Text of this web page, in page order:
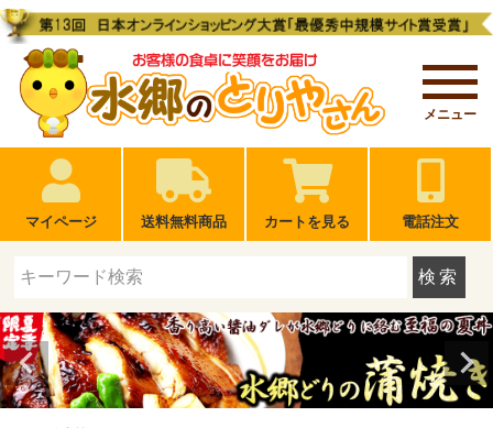
メニュー
マイページ 送料無料商品 カートを見る 電話注文
検索